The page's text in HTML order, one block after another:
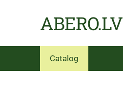
ABERO.LV
Catalog